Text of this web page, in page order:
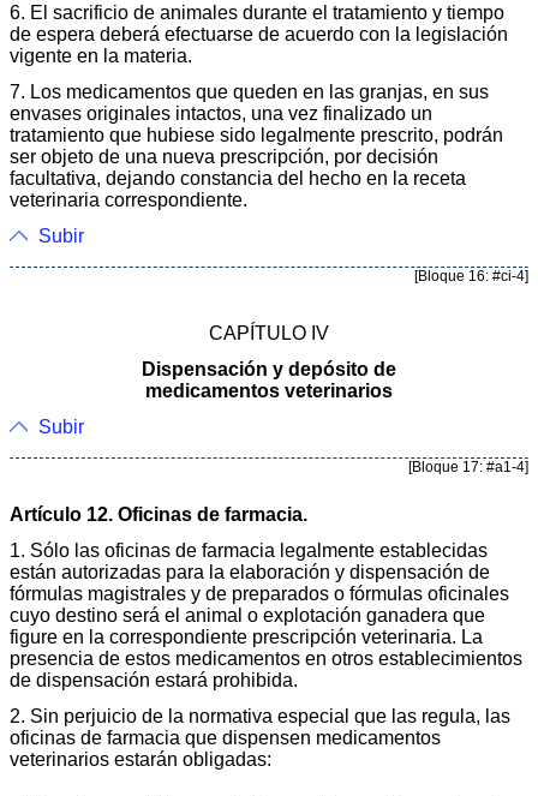
6. El sacrificio de animales durante el tratamiento y tiempo
de espera deberá efectuarse de acuerdo con la legislación
vigente en la materia.
7. Los medicamentos que queden en las granjas, en sus
envases originales intactos, una vez finalizado un
tratamiento que hubiese sido legalmente prescrito, podrán
ser objeto de una nueva prescripción, por decisión
facultativa, dejando constancia del hecho en la receta
veterinaria correspondiente.
Subir
[Bloque 16: #ci-4]
CAPÍTULO IV
Dispensación y depósito de
medicamentos veterinarios
Subir
[Bloque 17: #a1-4]
Artículo 12. Oficinas de farmacia.
1. Sólo las oficinas de farmacia legalmente establecidas
están autorizadas para la elaboración y dispensación de
fórmulas magistrales y de preparados o fórmulas oficinales
cuyo destino será el animal o explotación ganadera que
figure en la correspondiente prescripción veterinaria. La
presencia de estos medicamentos en otros establecimientos
de dispensación estará prohibida.
2. Sin perjuicio de la normativa especial que las regula, las
oficinas de farmacia que dispensen medicamentos
veterinarios estarán obligadas: